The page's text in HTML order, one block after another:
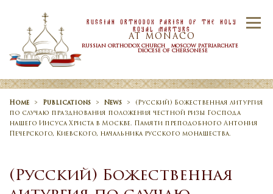
Menu
Russian Orthodox Parish Of the Holy
Royal Martyrs
AT MONACO
RUSSIAN ORTHODOX CHURCH MOSCOW PATRIARCHATE
DIOCESE OF CHERSONESE
HOME OUR PARISH NEWS
Home > Publications > News >
(Русский) Божественная литургия
по случаю празднования положения честной ризы Господа
нашего Иисуса Христа в Москве. Памяти преподобного Антония
Печерского, Киевского, начальника русского монашества.
(Русский) Божественная